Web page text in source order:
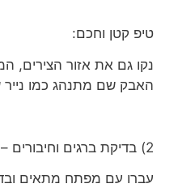
טיפ קטן וחכם:
נקו גם את אזור הצירים,
האבק שם מתנהג כמו
2) בדיקת ברגים וחיבורים – פעם ב-2–3 חודשים
עברו עם מפתח מתאים